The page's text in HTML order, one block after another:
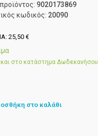
9020173869
κωδικός: 20090
25,50 €
και στο κατάστημα Δωδεκανήσου
στο καλάθι